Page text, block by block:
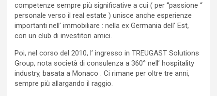
competenze sempre più significative a cui ( per “passione “
personale verso il real estate ) unisce anche esperienze
importanti nell’ immobiliare : nella ex Germania dell’ Est,
con un club di investitori amici.
Poi, nel corso del 2010, l’ ingresso in TREUGAST Solutions
Group, nota società di consulenza a 360° nell’ hospitality
industry, basata a Monaco . Ci rimane per oltre tre anni,
sempre più allargando il raggio.